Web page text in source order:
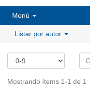
Menú
Listar por autor
Mostrando ítems 1-1 de 1